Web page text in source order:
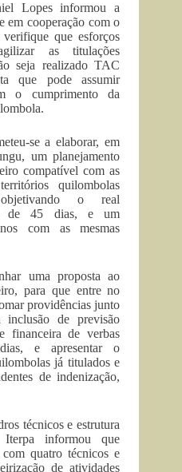
Lopes informou a
em cooperação com o
que esforços
as titulações
seja realizado TAC
que pode assumir
o cumprimento da
se a elaborar, em
um planejamento
compatível com as
quilombolas
o real
de 45 dias, e um
com as mesmas
uma proposta ao
para que entre no
providências junto
de previsão
financeira de verbas
e apresentar o
já titulados e
de indenização,
técnicos e estrutura
Iterpa informou que
quatro técnicos e
de atividades